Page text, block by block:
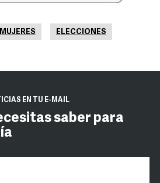
MUJERES ELECCIONES
EN TU E-MAIL
saber para